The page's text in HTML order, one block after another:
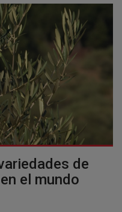
de
el mundo